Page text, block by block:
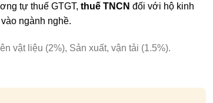
tự thuế GTGT, thuế TNCN đối với hộ kinh
ngành nghề.
vật liệu (2%), Sản xuất, vận tải (1.5%).